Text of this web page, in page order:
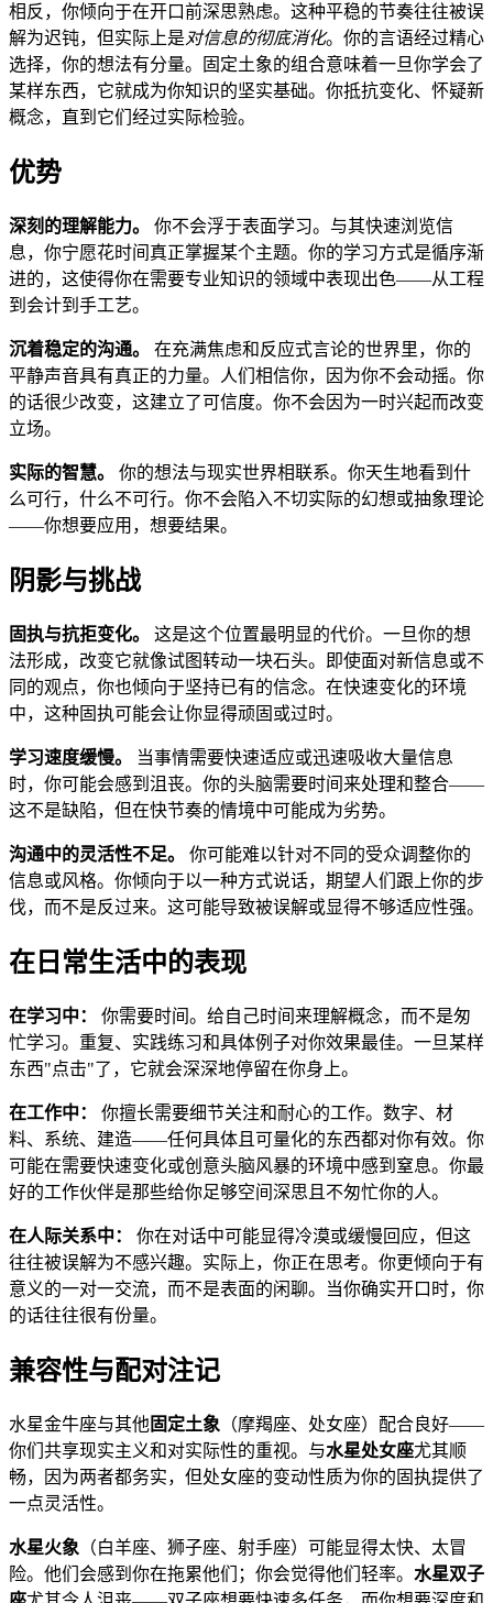
相反，你倾向于在开口前深思熟虑。这种平稳的节奏往往被误
解为迟钝，但实际上是对信息的彻底消化。你的言语经过精心
选择，你的想法有分量。固定土象的组合意味着一旦你学会了
某样东西，它就成为你知识的坚实基础。你抵抗变化、怀疑新
概念，直到它们经过实际检验。
优势
深刻的理解能力。
你不会浮于表面学习。与其快速浏览信
息，你宁愿花时间真正掌握某个主题。你的学习方式是循序渐
进的，这使得你在需要专业知识的领域中表现出色——从工程
到会计到手工艺。
沉着稳定的沟通。
在充满焦虑和反应式言论的世界里，你的
平静声音具有真正的力量。人们相信你，因为你不会动摇。你
的话很少改变，这建立了可信度。你不会因为一时兴起而改变
立场。
实际的智慧。
你的想法与现实世界相联系。你天生地看到什
么可行，什么不可行。你不会陷入不切实际的幻想或抽象理论
——你想要应用，想要结果。
阴影与挑战
固执与抗拒变化。
这是这个位置最明显的代价。一旦你的想
法形成，改变它就像试图转动一块石头。即使面对新信息或不
同的观点，你也倾向于坚持已有的信念。在快速变化的环境
中，这种固执可能会让你显得顽固或过时。
学习速度缓慢。
当事情需要快速适应或迅速吸收大量信息
时，你可能会感到沮丧。你的头脑需要时间来处理和整合——
这不是缺陷，但在快节奏的情境中可能成为劣势。
沟通中的灵活性不足。
你可能难以针对不同的受众调整你的
信息或风格。你倾向于以一种方式说话，期望人们跟上你的步
伐，而不是反过来。这可能导致被误解或显得不够适应性强。
在日常生活中的表现
在学习中：
你需要时间。给自己时间来理解概念，而不是匆
忙学习。重复、实践练习和具体例子对你效果最佳。一旦某样
东西"点击"了，它就会深深地停留在你身上。
在工作中：
你擅长需要细节关注和耐心的工作。数字、材
料、系统、建造——任何具体且可量化的东西都对你有效。你
可能在需要快速变化或创意头脑风暴的环境中感到窒息。你最
好的工作伙伴是那些给你足够空间深思且不匆忙你的人。
在人际关系中：
你在对话中可能显得冷漠或缓慢回应，但这
往往被误解为不感兴趣。实际上，你正在思考。你更倾向于有
意义的一对一交流，而不是表面的闲聊。当你确实开口时，你
的话往往很有份量。
兼容性与配对注记
水星金牛座与其他固定土象 （摩羯座、处女座）配合良好——
你们共享现实主义和对实际性的重视。与水星处女座尤其顺
畅，因为两者都务实，但处女座的变动性质为你的固执提供了
一点灵活性。
水星火象 （白羊座、狮子座、射手座）可能显得太快、太冒
险。他们会感到你在拖累他们；你会觉得他们轻率。 水星双子